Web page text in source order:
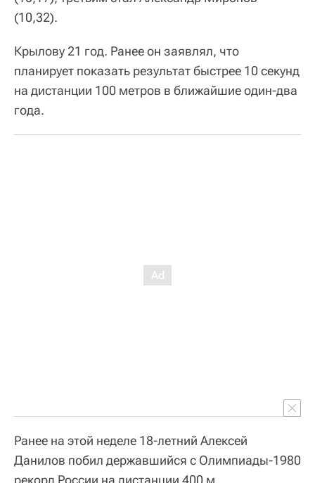
(10,32).
Крылову 21 год. Ранее он заявлял, что
планирует показать результат быстрее 10 секунд
на дистанции 100 метров в ближайшие один-два
года.
Ранее на этой неделе 18-летний Алексей
Данилов побил державшийся с Олимпиады-1980
рекорд России на дистанции 400 м.